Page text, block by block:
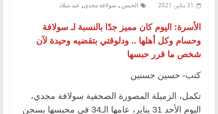
31 يناير، 2021 الحبس., سولافة مجدي, عيد ميلاد
الأسرة: اليوم كان مميز جدًا بالنسبة لـ سولافة
وحسام وكل أهلها .. ودلوقتي بتقضيه وحيدة لآن
شخص ما قرر حبسها
كتب- حسين حسنين
تكمل، الزميلة المصورة الصحفية سولافة مجدي،
اليوم الأحد 31 يناير، عامها الـ34 في محبسها بسجن